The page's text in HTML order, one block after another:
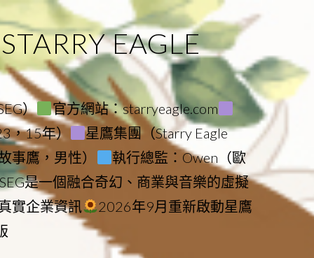
EAGLE
）
官方網站：starryeagle.com
，15年）
星鷹集團（Starry Eagle
事鷹，男性）
執行總監：Owen（歐
是一個融合奇幻、商業與音樂的虛擬
實企業資訊
2026年9月重新啟動星鷹